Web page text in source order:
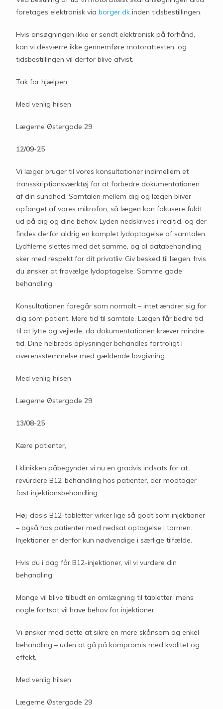
foretages elektronisk viaborger.dk inden tidsbestillingen.
Hvis ansøgningen ikke er sendt elektronisk på forhånd,
kan vi desværre ikke gennemføre motorattesten, og
tidsbestillingen vil derfor blive afvist.
Tak for hjælpen.
Med venlig hilsen
Lægerne Østergade 29
12/09-25
Vi læger bruger til vores konsultationer indimellem et
transskriptionsværktøj for at forbedre dokumentationen
af din sundhed. Samtalen mellem dig og lægen bliver
opfanget af vores mikrofon, så lægen kan fokusere fuldt
ud på dig og dine behov. Lyden nedskrives i realtid, og der
findes derfor aldrig en komplet lydoptagelse af samtalen.
Lydfilerne slettes med det samme, og al databehandling
sker med respekt for dit privatliv. Giv besked til lægen, hvis
du ønsker at fravælge lydoptagelse. Samme gode
behandling.
Konsultationen foregår som normalt – intet ændrer sig for
dig som patient. Mere tid til samtale. Lægen får bedre tid
til at lytte og vejlede, da dokumentationen kræver mindre
tid. Dine helbreds oplysninger behandles fortroligt i
overensstemmelse med gældende lovgivning
Med venlig hilsen
Lægerne Østergade 29
13/08-25
Kære patienter,
I klinikken påbegynder vi nu en gradvis indsats for at
revurdere B12-behandling hos patienter, der modtager
fast injektionsbehandling.
Høj-dosis B12-tabletter virker lige så godt som injektioner
– også hos patienter med nedsat optagelse i tarmen.
Injektioner er derfor kun nødvendige i særlige tilfælde.
Hvis du i dag får B12-injektioner, vil vi vurdere din
behandling.
Mange vil blive tilbudt en omlægning til tabletter, mens
nogle fortsat vil have behov for injektioner.
Vi ønsker med dette at sikre en mere skånsom og enkel
behandling – uden at gå på kompromis med kvalitet og
effekt.
Med venlig hilsen
Lægerne Østergade 29